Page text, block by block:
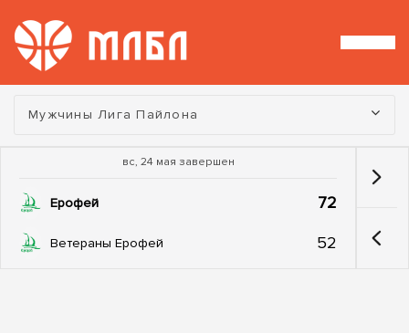
Турнир:
Мужчины Лига Пайлона
вс, 24 мая завершен
Ерофей 72
Ветераны Ерофей 52